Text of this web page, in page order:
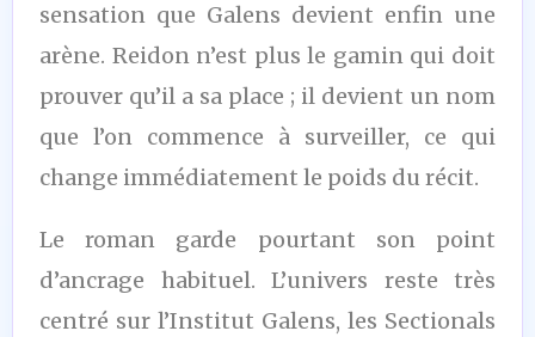
sensation que Galens devient enfin une
arène. Reidon n’est plus le gamin qui doit
prouver qu’il a sa place ; il devient un nom
que l’on commence à surveiller, ce qui
change immédiatement le poids du récit.
Le roman garde pourtant son point
d’ancrage habituel. L’univers reste très
centré sur l’Institut Galens, les Sectionals